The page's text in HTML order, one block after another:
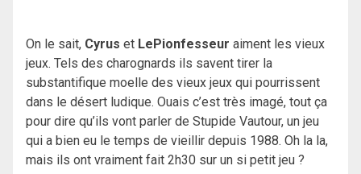
On le sait, Cyrus et LePionfesseur aiment les vieux
jeux. Tels des charognards ils savent tirer la
substantifique moelle des vieux jeux qui pourrissent
dans le désert ludique. Ouais c’est très imagé, tout ça
pour dire qu’ils vont parler de Stupide Vautour, un jeu
qui a bien eu le temps de vieillir depuis 1988. Oh la la,
mais ils ont vraiment fait 2h30 sur un si petit jeu ?